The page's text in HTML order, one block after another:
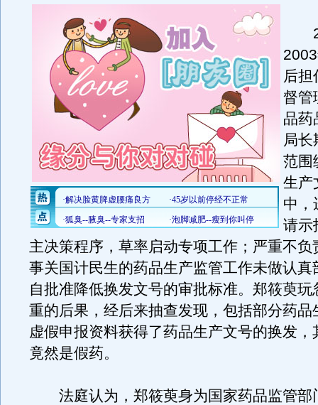
后担
督管
品药
局长
范围
生产
中，
请示
主决策程序，草率启动专项工作；严重不负
事关国计民生的药品生产监管工作未做认真
自批准降低换发文号的审批标准。郑筱萸玩
重的后果，经后来抽查发现，包括部分药品
虚假申报资料获得了药品生产文号的换发，
竟然是假药。
法庭认为，郑筱萸身为国家药品监管部